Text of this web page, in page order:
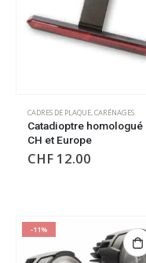
CADRES DE PLAQUE,CARÉNAGES
Catadioptre homologué
CH et Europe
CHF 12.00
-11%